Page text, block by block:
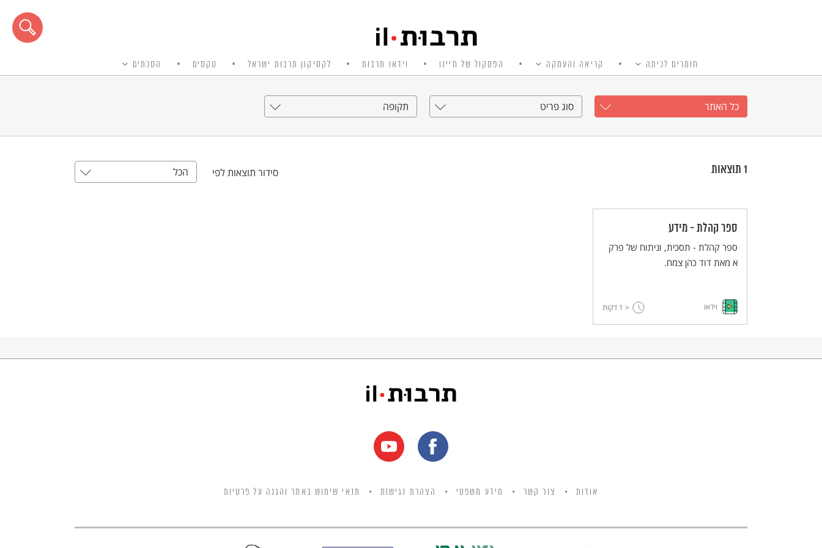
חומרים לכיתה קריאה והעמקה הפסקול של חיינו וידאו תרבות לקסיקון תרבות ישראל טקסים הסכתים
כל האתר סוג פריט תקופה
1 תוצאות סידור תוצאות לפי הכל
ספר קהלת - מידע
ספר קהלת - תסכית, וניתוח של פרק
א מאת דוד כהן צמח.
וידאו < 1 דקות
אודות צור קשר מידע משפטי הצהרת נגישות תנאי שימוש באתר והגנה על פרטיות